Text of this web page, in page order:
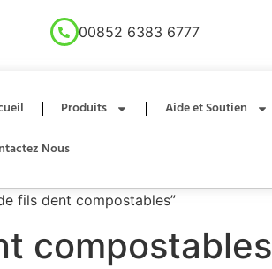
00852 6383 6777
Produits Aide et Soutien
Nous
fils dent compostables”
compostables